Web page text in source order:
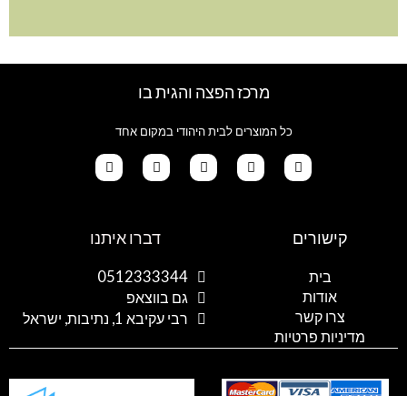
מרכז הפצה והגית בו
כל המוצרים לבית היהודי במקום אחד
a
p
a
g
r
a
m
k
o
k
o
l
e
קישורים
בית
אודות
צרו קשר
מדיניות פרטיות
דברו איתנו
0512333344
גם בווצאפ
רבי עקיבא 1, נתיבות, ישראל